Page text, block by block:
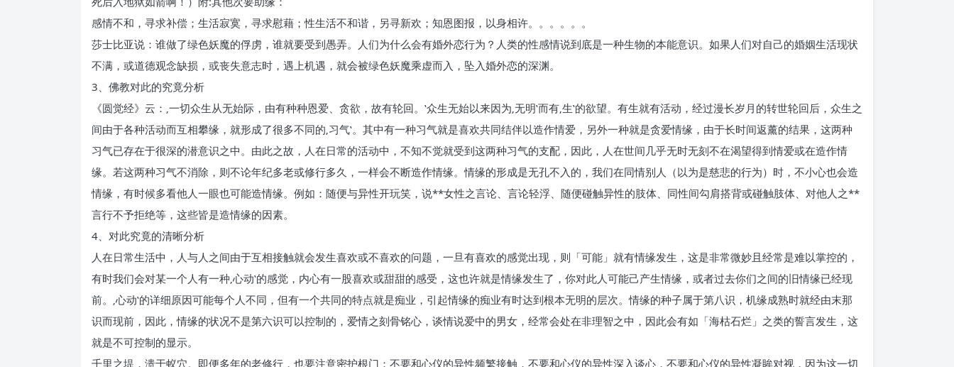
感情不和，寻求补偿；生活寂寞，寻求慰藉；性生活不和谐，另寻新欢；知恩图报，以身相许。。。。。。
莎士比亚说：谁做了绿色妖魔的俘虏，谁就要受到愚弄。人们为什么会有婚外恋行为？人类的性感情说到底是一种生物的本能意识。如果人们对自己的婚姻生活现状
不满，或道德观念缺损，或丧失意志时，遇上机遇，就会被绿色妖魔乘虚而入，坠入婚外恋的深渊。
3、佛教对此的究竟分析
《圆觉经》云：‚一切众生从无始际，由有种种恩爱、贪欲，故有轮回。‛众生无始以来因为‚无明‛而有‚生‛的欲望。有生就有活动，经过漫长岁月的转世轮回后，众生之
间由于各种活动而互相攀缘，就形成了很多不同的‚习气‛。其中有一种习气就是喜欢共同结伴以造作情爱，另外一种就是贪爱情缘，由于长时间返薰的结果，这两种
习气已存在于很深的潜意识之中。由此之故，人在日常的活动中，不知不觉就受到这两种习气的支配，因此，人在世间几乎无时无刻不在渴望得到情爱或在造作情
缘。若这两种习气不消除，则不论年纪多老或修行多久，一样会不断造作情缘。情缘的形成是无孔不入的，我们在同情别人（以为是慈悲的行为）时，不小心也会造
情缘，有时候多看他人一眼也可能造情缘。例如：随便与异性开玩笑，说**女性之言论、言论轻浮、随便碰触异性的肢体、同性间勾肩搭背或碰触肢体、对他人之**
言行不予拒绝等，这些皆是造情缘的因素。
4、对此究竟的清晰分析
人在日常生活中，人与人之间由于互相接触就会发生喜欢或不喜欢的问题，一旦有喜欢的感觉出现，则「可能」就有情缘发生，这是非常微妙且经常是难以掌控的，
有时我们会对某一个人有一种‚心动‛的感觉，内心有一股喜欢或甜甜的感受，这也许就是情缘发生了，你对此人可能己产生情缘，或者过去你们之间的旧情缘已经现
前。‚心动‛的详细原因可能每个人不同，但有一个共同的特点就是痴业，引起情缘的痴业有时达到根本无明的层次。情缘的种子属于第八识，机缘成熟时就经由末那
识而现前，因此，情缘的状况不是第六识可以控制的，爱情之刻骨铭心，谈情说爱中的男女，经常会处在非理智之中，因此会有如「海枯石烂」之类的誓言发生，这
就是不可控制的显示。
千里之堤，溃于蚁穴。即便多年的老修行，也要注意密护根门：不要和心仪的异性频繁接触，不要和心仪的异性深入谈心，不要和心仪的异性凝眸对视，因为这一切